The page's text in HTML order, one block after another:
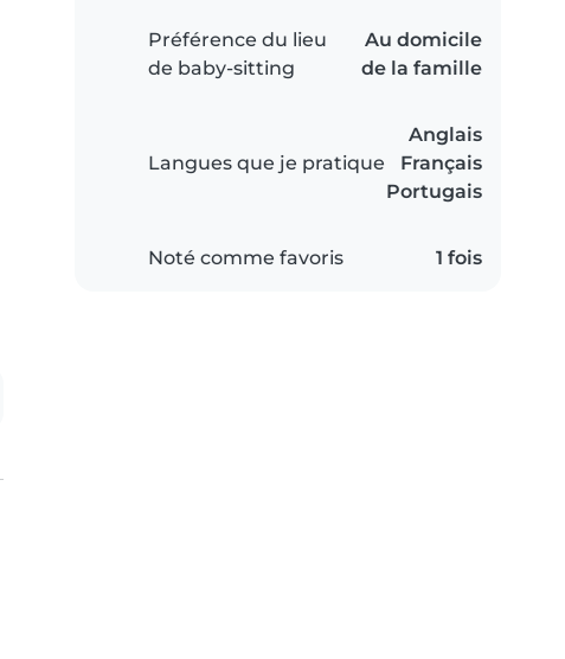
Préférence du lieu
de baby-sitting
Au domicile
de la famille
Langues que je pratique
Anglais
Français
Portugais
Noté comme favoris 1 fois